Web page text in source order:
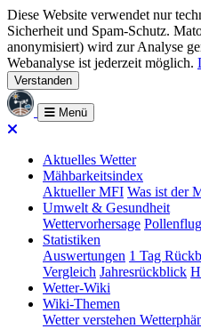
Diese Website verwendet nur
Sicherheit und Spam-Schutz.
anonymisiert) wird zur Analyse
Webanalyse ist jederzeit möglich.
Verstanden
Menü
Aktuelles Wetter
Mähbarkeitsindex
Aktueller MFI Was ist der
Umwelt & Gesundheit
Wettervorhersage Pollenflug
Statistiken
Auswertungen 1 Tag
Vergleich Jahresrückblick
Wetter-Wiki
Wiki-Themen
Wetter verstehen